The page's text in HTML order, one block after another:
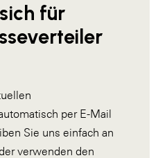
für
per E-Mail
Sie uns einfach an
verwenden den